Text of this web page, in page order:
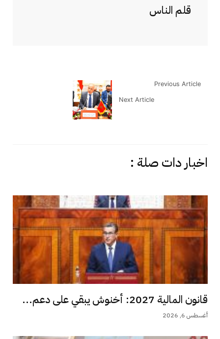
قلم الناس
Previous Article
Next Article
اخبار دات صلة :
قانون المالية 2027: أخنوش يبقي على دعم...
أغسطس 6, 2026